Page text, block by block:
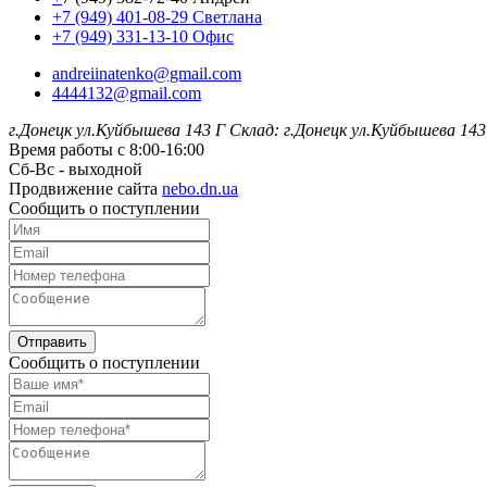
+7 (949) 401-08-29 Светлана
+7 (949) 331-13-10 Офис
andreiinatenko@gmail.com
4444132@gmail.com
г.Донецк ул.Куйбышева 143 Г Склад: г.Донецк ул.Куйбышева
Время работы с 8:00-16:00
Сб-Вс - выходной
Продвижение сайта nebo.dn.ua
Сообщить о поступлении
Отправить
Сообщить о поступлении